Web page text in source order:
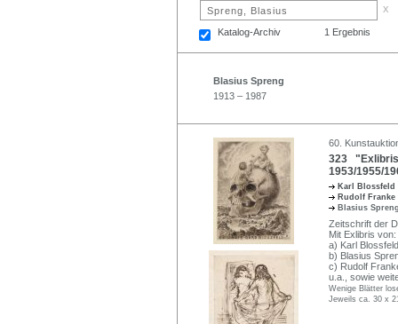
x
Katalog-Archiv 1 Ergebnis
Blasius Spreng
1913 – 1987
60.
323
1953/1955/
Karl Blossfeld
Rudolf Franke
Blasius
Zeitschrift der
Mit Exlibris von:
a) Karl
b) Blasius
c) Rudolf
u.a., sowie
Wenige Blätter
Jeweils ca. 30 x